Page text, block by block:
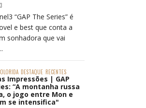
“GAP The Series” é
e best que conta a
sonhadora que vai
DESTAQUE RECENTES
Impressões | GAP
“A montanha russa
o jogo entre Mon e
se intensifica"